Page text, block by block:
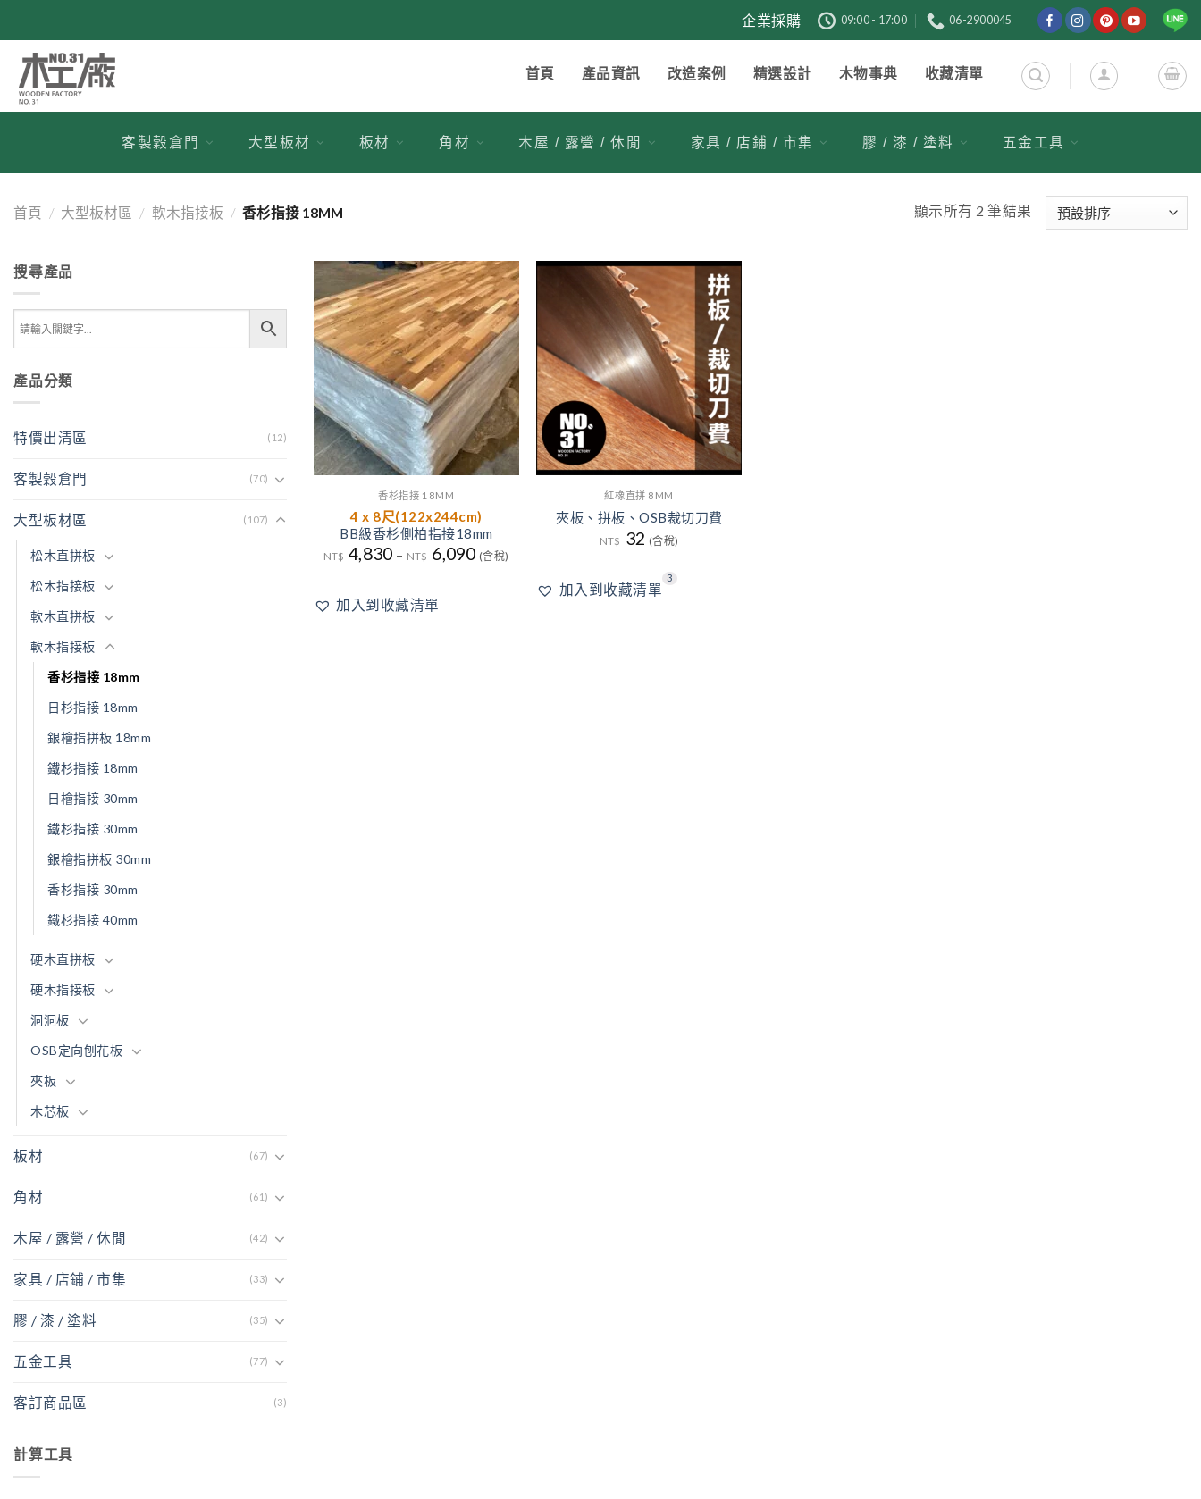
企業採購 09:00 - 17:00 06-2900045
首頁 產品資訊 改造案例 精選設計 木物事典 收藏清單
客製穀倉門 大型板材 板材 角材 木屋 / 露營 / 休閒 家具 / 店鋪 / 市集 膠 / 漆 / 塗料 五金工具
首頁 / 大型板材區 / 軟木指接板 / 香杉指接 18MM 顯示所有 2 筆結果
搜尋產品
產品分類
特價出清區 (12)
客製穀倉門 (70)
大型板材區 (107)
松木直拼板
松木指接板
軟木直拼板
軟木指接板
香杉指接 18mm
日杉指接 18mm
銀檜指拼板 18mm
鐵杉指接 18mm
日檜指接 30mm
鐵杉指接 30mm
銀檜指拼板 30mm
香杉指接 30mm
鐵杉指接 40mm
硬木直拼板
硬木指接板
洞洞板
OSB定向刨花板
夾板
木芯板
板材 (67)
角材 (61)
木屋 / 露營 / 休閒 (42)
家具 / 店鋪 / 市集 (33)
膠 / 漆 / 塗料 (35)
五金工具 (77)
客訂商品區 (3)
計算工具
加入
到收
藏清
單
香杉指接 18MM
4 x 8尺(122x244cm)
BB級香杉側柏指接18mm
NT$ 4,830 – NT$ 6,090 (含稅)
加入到收藏清單
加入
到收
藏清
單
紅橡直拼 8MM
夾板、拼板、OSB裁切刀費
NT$ 32 (含稅)
加入到收藏清單
3